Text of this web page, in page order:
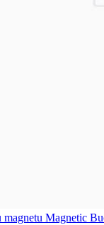
magnetu Magnetic